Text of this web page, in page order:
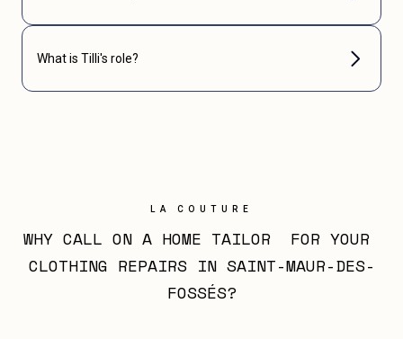
What is Tilli's role?
LA COUTURE
WHY CALL ON A HOME TAILOR  FOR YOUR
CLOTHING REPAIRS IN SAINT-MAUR-DES-
FOSSÉS?